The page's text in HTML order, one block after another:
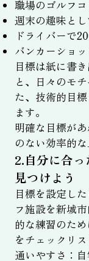
職場のゴルフ
週末の趣味と
ドライバーで
バンカーショ
目標は紙に書
と、日々のモ
た、技術的目
ます。
明確な目標が
のない効率的
2.自分に合
見つけよう
目標を設定し
フ施設を新城
的な練習のた
をチェックリ
通いやすさ：